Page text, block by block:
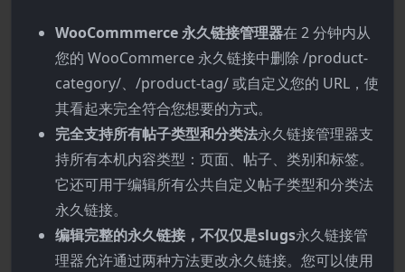
WooCommmerce 永久链接管理器在 2 分钟内从
您的 WooCommerce 永久链接中删除 /product-
category/、/product-tag/ 或自定义您的 URL，使
其看起来完全符合您想要的方式。
完全支持所有帖子类型和分类法永久链接管理器支
持所有本机内容类型：页面、帖子、类别和标签。
它还可用于编辑所有公共自定义帖子类型和分类法
永久链接。
编辑完整的永久链接，不仅仅是slugs永久链接管
理器允许通过两种方法更改永久链接。您可以使用